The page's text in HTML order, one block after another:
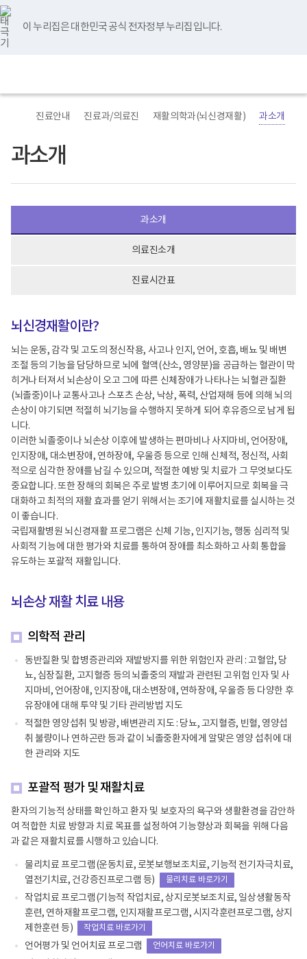
바
로
가
기
메
이 누리집은 대한민국 공식 전자정부 누리집입니다.
너
비
767px
이
하
영
검
메
홈
진료안내 진료과/의료진 재활의학과(뇌신경재활) 과소개
과소개
본
문
시
작
과소개
의료진소개
진료시간표
뇌신경재활이란?
뇌는 운동, 감각 및 고도의 정신작용, 사고나 인지, 언어, 호흡, 배뇨 및 배변
조절 등의 기능을 담당하므로 뇌에 혈액(산소, 영양분)을 공급하는 혈관이 막
히거나 터져서 뇌손상이 오고 그에 따른 신체장애가 나타나는 뇌혈관 질환
(뇌졸중)이나 교통사고나 스포츠 손상, 낙상, 폭력, 산업재해 등에 의해 뇌의
손상이 야기되면 적절히 뇌기능을 수행하지 못하게 되어 후유증으로 남게 됩
니다.
이러한 뇌졸중이나 뇌손상 이후에 발생하는 편마비나 사지마비, 언어장애,
인지장애, 대소변장애, 연하장애, 우울증 등으로 인해 신체적, 정신적, 사회
적으로 심각한 장애를 남길 수 있으며, 적절한 예방 및 치료가 그 무엇보다도
중요합니다. 또한 장해의 회복은 주로 발병 초기에 이루어지므로 회복을 극
대화하고 최적의 재활 효과를 얻기 위해서는 조기에 재활치료를 실시하는 것
이 좋습니다.
국립재활병원 뇌신경재활 프로그램은 신체 기능, 인지기능, 행동 심리적 및
사회적 기능에 대한 평가와 치료를 통하여 장애를 최소화하고 사회 통합을
유도하는 포괄적 재활입니다.
뇌손상 재활 치료 내용
의학적 관리
동반질환 및 합병증관리와 재발방지를 위한 위험인자 관리 : 고혈압, 당
뇨, 심장질환, 고지혈증 등의 뇌졸중의 재발과 관련된 고위험 인자 및 사
지마비, 언어장애, 인지장애, 대소변장애, 연하장애, 우울증 등 다양한 후
유장애에 대해 투약 및 기타 관리방법 지도
적절한 영양섭취 및 방광, 배변관리 지도 : 당뇨, 고지혈증, 빈혈, 영양섭
취 불량이나 연하곤란 등과 같이 뇌졸중환자에게 알맞은 영양 섭취에 대
한 관리와 지도
포괄적 평가 및 재활치료
환자의 기능적 상태를 확인하고 환자 및 보호자의 욕구와 생활환경을 감안하
여 적합한 치료 방향과 치료 목표를 설정하여 기능향상과 회복을 위해 다음
과 같은 재활치료를 시행하고 있습니다.
물리치료 프로그램(운동치료, 로봇보행보조치료, 기능적 전기자극치료,
열전기치료, 건강증진프로그램 등)
물리치료 바로가기
작업치료 프로그램(기능적 작업치료, 상지로봇보조치료, 일상생활동작
훈련, 연하재활프로그램, 인지재활프로그램, 시지각훈련프로그램, 상지
제한훈련 등)
작업치료 바로가기
언어평가 및 언어치료 프로그램 언어치료 바로가기
본
문
종
료
유
튜
브
블
로
그
인
스
타
그
램
페
이
스
북